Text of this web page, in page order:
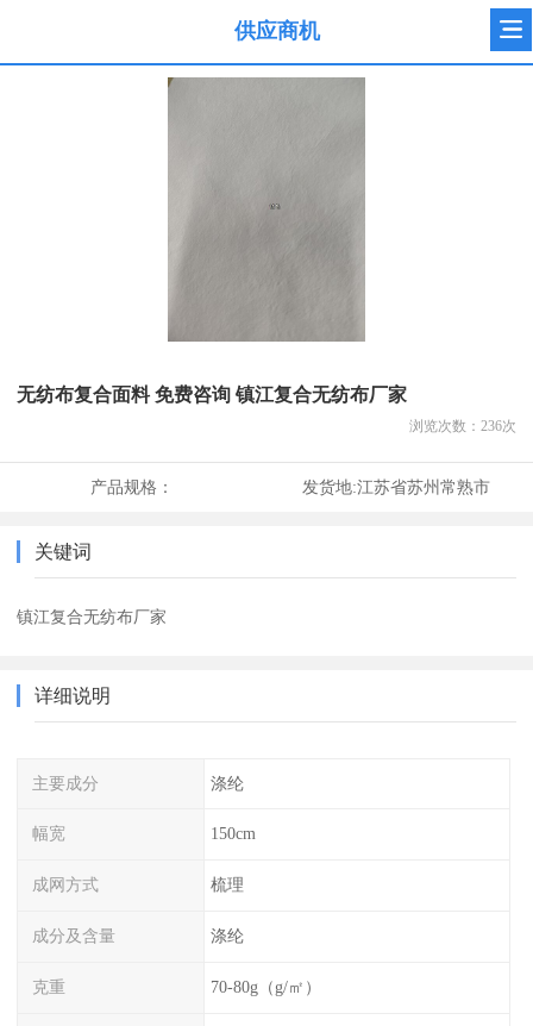
供应商机
无纺布复合面料 免费咨询 镇江复合无纺布厂家
浏览次数： 236次
产品规格： 发货地:江苏省苏州常熟市
关键词
镇江复合无纺布厂家
详细说明
主要成分 涤纶
幅宽 150cm
成网方式 梳理
成分及含量 涤纶
克重 70-80g（g/㎡）